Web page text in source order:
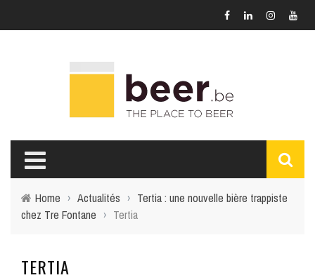
Home › Actualités › Tertia : une nouvelle bière trappiste
chez Tre Fontane › Tertia
TERTIA